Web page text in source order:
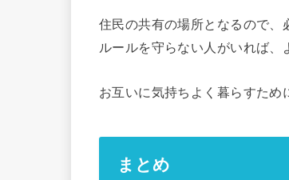
住民の共有の場所となるので、
ルールを守らない人がいれば、
お互いに気持ちよく暮らすため
まとめ